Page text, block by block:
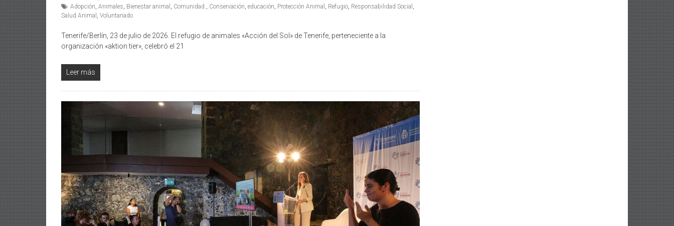
Adopción, Animales, Bienestar animal , Comunidad., Conservación, educación, Protección Animal , Refugio, Responsabilidad Social ,
Salud Animal , Voluntariado
Tenerife/Berlín, 23 de julio de 2026. El refugio de animales «Acción del Sol» de Tenerife, perteneciente a la
organización «aktion tier», celebró el 21
Leer más